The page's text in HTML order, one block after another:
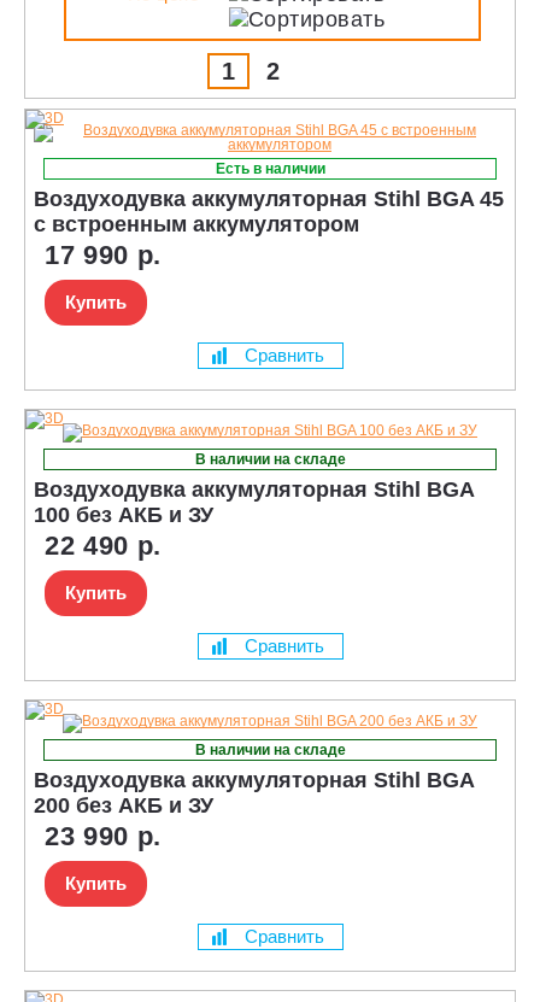
1 2
Есть в наличии
Воздуходувка аккумуляторная Stihl BGA 45
с встроенным аккумулятором
17 990 р.
Купить
Сравнить
В наличии на складе
Воздуходувка аккумуляторная Stihl BGA
100 без АКБ и ЗУ
22 490 р.
Купить
Сравнить
В наличии на складе
Воздуходувка аккумуляторная Stihl BGA
200 без АКБ и ЗУ
23 990 р.
Купить
Сравнить